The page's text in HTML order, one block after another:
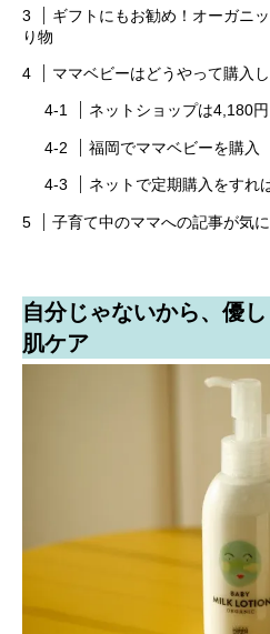
ギフトにもお勧め！オーガニ
り物
ママベビーはどうやって購入
ネットショップは4,180
福岡でママベビーを購入
ネットで定期購入をすれ
子育て中のママへの記事が気
自分じゃないから、優
肌ケア